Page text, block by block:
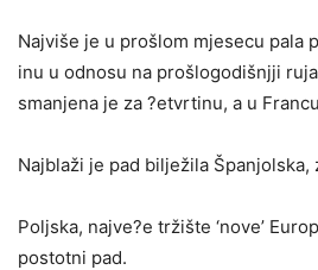
Najviše je u prošlom mjesecu pala
inu u odnosu na prošlogodišnjji
smanjena je za ?etvrtinu, a u
Najblaži je pad bilježila Španjolska,
Poljska, najve?e tržište ‘nove’
postotni pad.